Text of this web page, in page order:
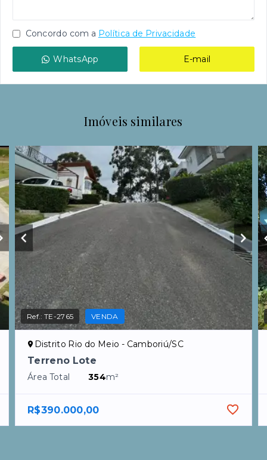
Concordo com a Política de Privacidade
WhatsApp E-mail
Imóveis similares
Ref.:TE-2765 VENDA
Distrito Rio do Meio - Camboriú/SC
Terreno Lote
Área Total 354m²
R$390.000,00